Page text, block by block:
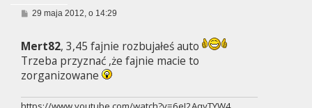
P
t
29 maja 2012, o 14:29
Mert82, 3,45 fajnie rozbujałeś auto
Trzeba przyznać ,że fajnie macie to
zorganizowane